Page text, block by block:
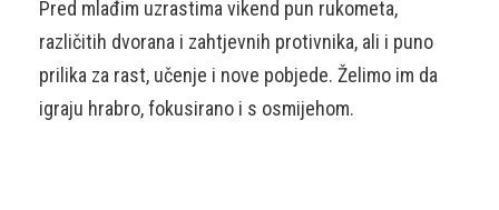
Pred mlađim uzrastima vikend pun rukometa,
različitih dvorana i zahtjevnih protivnika, ali i puno
prilika za rast, učenje i nove pobjede. Želimo im da
igraju hrabro, fokusirano i s osmijehom.